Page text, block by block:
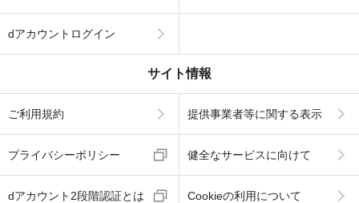
dアカウントログイン
サイト情報
ご利用規約 提供事業者等に関する表示
プライバシーポリシー 健全なサービスに向けて
dアカウント2段階認証とは Cookieの利用について